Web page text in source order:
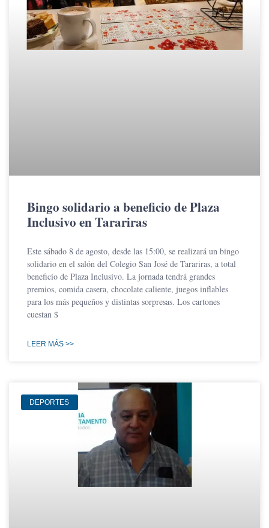
Bingo solidario a beneficio de Plaza
Inclusivo en Tarariras
Este sábado 8 de agosto, desde las 15:00, se realizará un bingo
solidario en el salón del Colegio San José de Tarariras, a total
beneficio de Plaza Inclusivo. La jornada tendrá grandes
premios, comida casera, chocolate caliente, juegos inflables
para los más pequeños y distintas sorpresas. Los cartones
cuestan $
LEER MÁS >>
DEPORTES